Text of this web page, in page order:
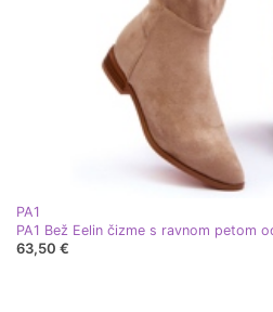
PA1
PA1 Bež Eelin čizme s ravnom petom
63,50 €